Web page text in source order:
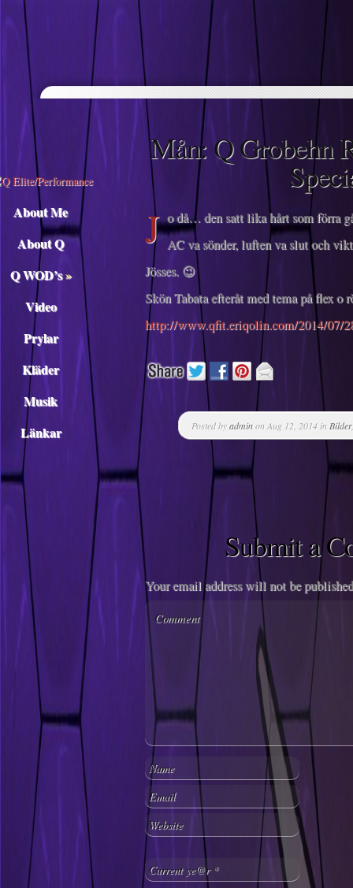
Descargar musica
About Me
About Q
Q WOD’s»
Video
Prylar
Kläder
Musik
Länkar
Mån: Q Grobehn
J o då… den satt lika hårt som förra
AC va sönder, luften va slut och
Jösses. 😉
Skön Tabata efteråt med tema på flex o
http://www.qfit.eriqolin.com/2014/07/
Posted byadminon Aug 12, 2014 in Bilder
Submit a
Your email address will not be